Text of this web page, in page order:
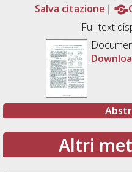
Salva citazione
Full text
Altri